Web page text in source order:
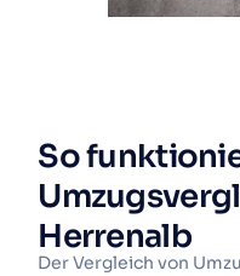
So
Herrenalb
Der Vergleich von